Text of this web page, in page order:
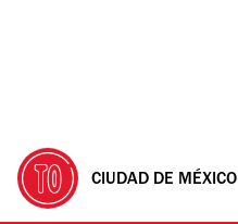
CIUDAD DE MÉXICO